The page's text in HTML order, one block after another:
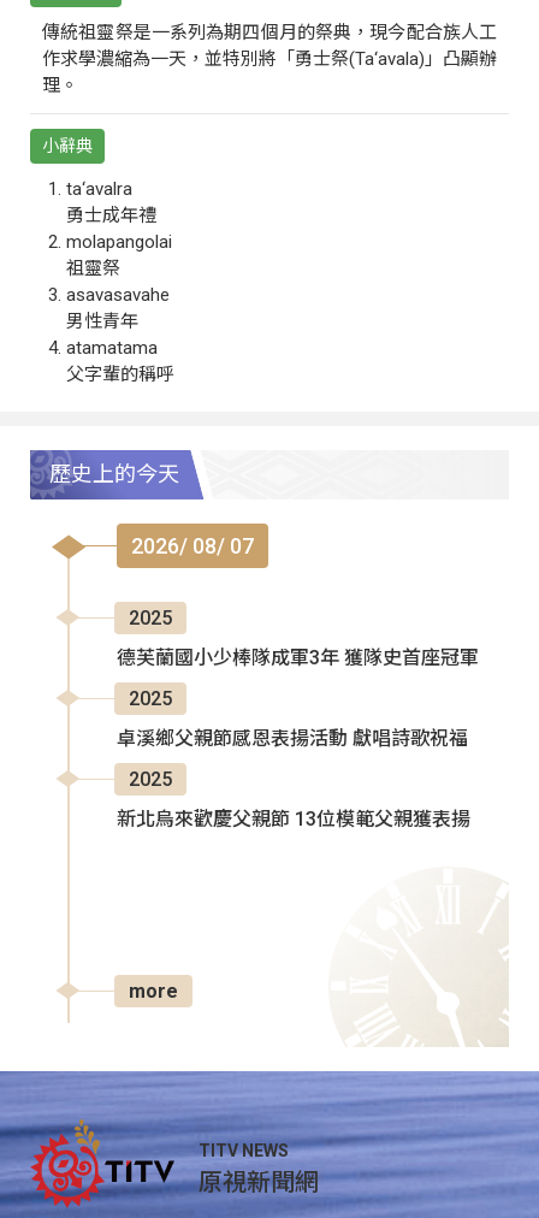
傳統祖靈祭是一系列為期四個月的祭典，現今配合族人工
作求學濃縮為一天，並特別將「勇士祭(Ta‘avala)」凸顯辦
理。
小辭典
ta‘avalra
勇士成年禮
molapangolai
祖靈祭
asavasavahe
男性青年
atamatama
父字輩的稱呼
歷史上的今天
2026/ 08/ 07
2025
德芙蘭國小少棒隊成軍3年 獲隊史首座冠軍
2025
卓溪鄉父親節感恩表揚活動 獻唱詩歌祝福
2025
新北烏來歡慶父親節 13位模範父親獲表揚
more
TITV NEWS
原視新聞網